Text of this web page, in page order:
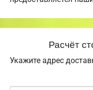
Расчёт
Укажите адрес